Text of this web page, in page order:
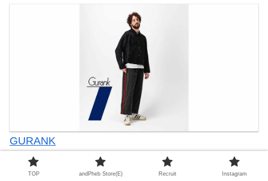
GURANK
TOP andPheb Store(E) Recruit Instagram